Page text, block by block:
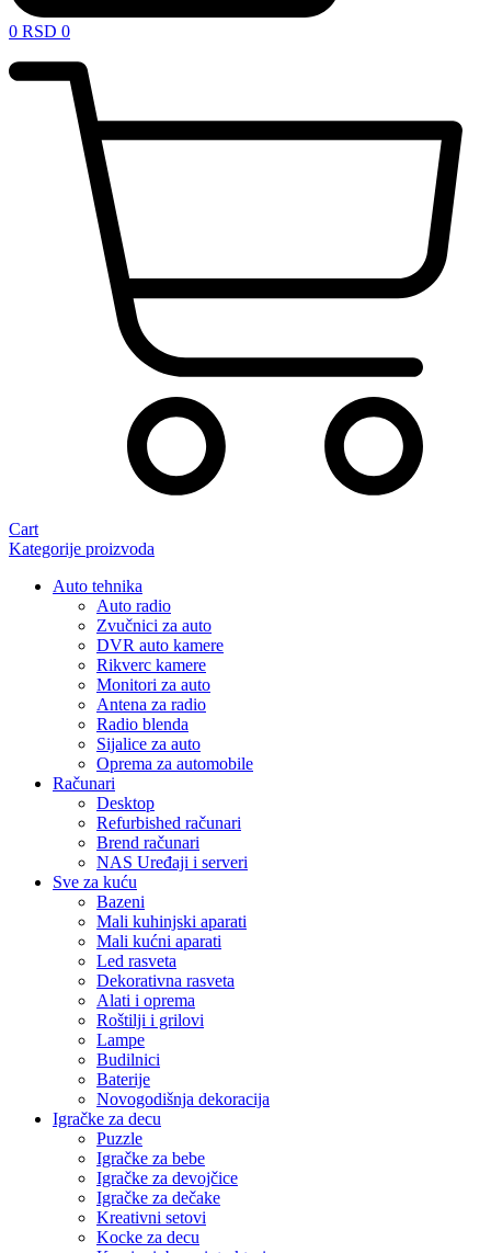
0 RSD 0
Cart
Kategorije proizvoda
Auto tehnika
Auto radio
Zvučnici za auto
DVR auto kamere
Rikverc kamere
Monitori za auto
Antena za radio
Radio blenda
Sijalice za auto
Oprema za automobile
Računari
Desktop
Refurbished računari
Brend računari
NAS Uređaji i serveri
Sve za kuću
Bazeni
Mali kuhinjski aparati
Mali kućni aparati
Led rasveta
Dekorativna rasveta
Alati i oprema
Roštilji i grilovi
Lampe
Budilnici
Baterije
Novogodišnja dekoracija
Igračke za decu
Puzzle
Igračke za bebe
Igračke za devojčice
Igračke za dečake
Kreativni setovi
Kocke za decu